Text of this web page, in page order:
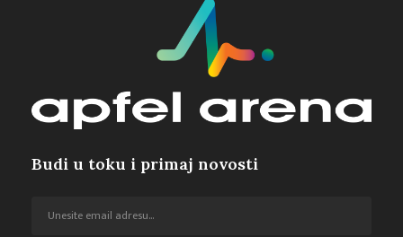
Budi u toku i primaj novosti